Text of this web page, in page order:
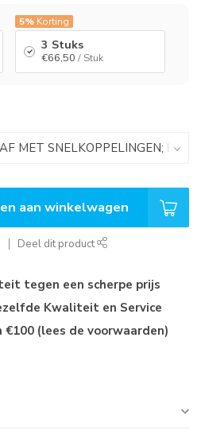
5% Korting
3 Stuks
€66,50 / Stuk
aan winkelwagen
Deel dit product
tegen een scherpe prijs
Kwaliteit en Service
(lees de voorwaarden)